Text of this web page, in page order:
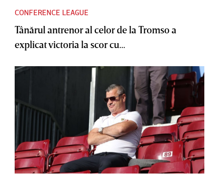
CONFERENCE LEAGUE
Tânărul antrenor al celor de la Tromso a
explicat victoria la scor cu...